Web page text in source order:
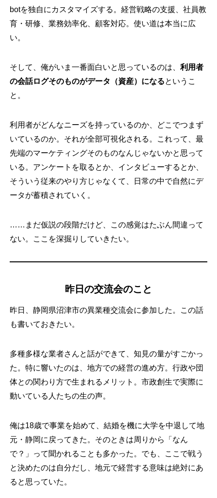
botを独自にカスタマイズする。経営戦略の支援、社員教
育・研修、業務効率化、顧客対応。使い道は本当に広
い。
そして、俺がいま一番面白いと思っているのは、 利用者
の会話ログそのものがデータ（資産）になるというこ
と。
利用者がどんなニーズを持っているのか、どこでつまず
いているのか。それが全部可視化される。これって、最
先端のマーケティングそのものなんじゃないかと思って
いる。アンケートを取るとか、インタビューするとか、
そういう従来のやり方じゃなくて、日常の中で自然にデ
ータが蓄積されていく。
……まだ仮説の段階だけど、この感覚はたぶん間違って
ない。ここを深掘りしていきたい。
昨日の交流会のこと
昨日、静岡県沼津市の異業種交流会に参加した。この話
も書いておきたい。
多種多様な業者さんと話ができて、知見の量がすごかっ
た。特に響いたのは、地方での経営の進め方。行政や団
体との関わり方で生まれるメリット。市政創生で実際に
動いている人たちの生の声。
俺は18歳で事業を始めて、結婚を機に大学を中退して地
元・静岡に戻ってきた。そのときは周りから「なん
で？」って聞かれることも多かった。でも、ここで戦う
と決めたのは自分だし、地元で経営する意味は絶対にあ
ると思っていた。